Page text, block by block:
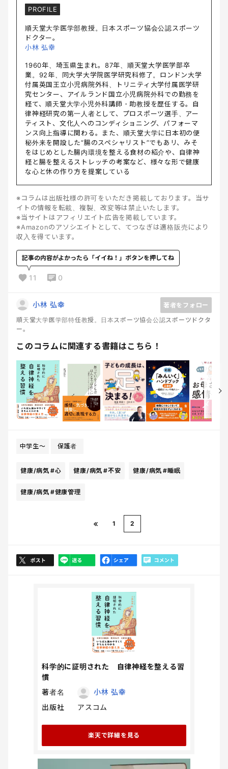
PROFILE
順天堂大学医学部教授。日本スポーツ協会公認スポーツ
ドクター。
小林 弘幸
1960年、埼玉県生まれ。87年、順天堂大学医学部卒
業。92年、同大学大学院医学研究科修了。ロンドン大学
付属英国王立小児病院外科、トリニティ大学付属医学研
究センター、アイルランド国立小児病院外科での勤務を
経て、順天堂大学小児外科講師・助教授を歴任する。自
律神経研究の第一人者として、プロスポーツ選手、アー
ティスト、文化人へのコンディショニング、パフォーマ
ンス向上指導に関わる。また、順天堂大学に日本初の便
秘外来を開設した“腸のスペシャリスト”でもあリ、みそ
をはじめとした腸内環境を整える食材の紹介や、自律神
経と腸を整えるストレッチの考案など、様々な形で健康
な心と休の作り方を提案している
※コラムは出版社様の許可をいただき掲載しております。当サ
イトの情報を転載、複製、改変等は禁止いたします。
※当サイトはアフィリエイト広告を掲載しています。
※Amazonのアソシエイトとして、てつなぎは適格販売により
収入を得ています。
記事の内容がよかったら「イイね！」ボタンを押してね
11 0
小林 弘幸
著者をフォロー
順天堂大学医学部特任教授。日本スポーツ協会公認スポーツドクタ
ー。
このコラムに関連する書籍はこちら！
中学生〜 保護者
健康/病気 #心 健康/病気 #不安 健康/病気 #睡眠
健康/病気 #健康管理
1 2
科学的に証明された 自律神経を整える習
慣
著者名
小林 弘幸
出版社
アスコム
楽天で詳細を見る